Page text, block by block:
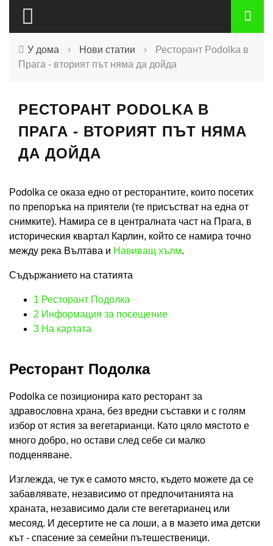
У дома › Нови статии ›
Ресторант Podolka в
Прага - вторият път няма да дойда
РЕСТОРАНТ PODOLKA В
ПРАГА - ВТОРИЯТ ПЪТ НЯМА
ДА ДОЙДА
Podolka се оказа едно от ресторантите, които посетих
по препоръка на приятели (те присъстват на една от
снимките). Намира се в централната част на Прага, в
историческия квартал Карлин, който се намира точно
между река Вълтава и Навиващ хълм.
Съдържанието на статията
1 Ресторант Подолка
2 Информация за посещение
3 На картата
Ресторант Подолка
Podolka се позиционира като ресторант за
здравословна храна, без вредни съставки и с голям
избор от ястия за вегетарианци. Като цяло мястото е
много добро, но остави след себе си малко
подценяване.
Изглежда, че тук е самото място, където можете да се
забавлявате, независимо от предпочитанията на
храната, независимо дали сте вегетарианец или
месояд. И десертите не са лоши, а в мазето има детски
кът - спасение за семейни пътешественици.